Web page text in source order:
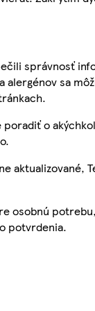
správnosť
alergénov sa
o
aktualizované,
osobnú
potvrdenia.